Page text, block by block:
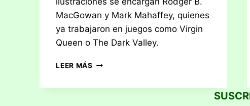
MacGowan y Mark Mahaffey, quienes
ya trabajaron en juegos como Virgin
Queen o The Dark Valley.
LEER MÁS RESEÑA: